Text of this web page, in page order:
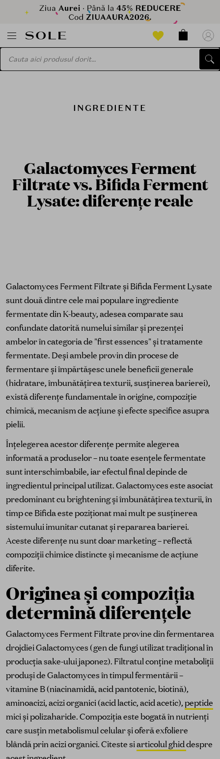
INGREDIENTE
Galactomyces Ferment
Filtrate vs. Bifida Ferment
Lysate: diferențe reale
Galactomyces Ferment Filtrate și Bifida Ferment Lysate
sunt două dintre cele mai populare ingrediente
fermentate din K-beauty, adesea comparate sau
confundate datorită numelui similar și prezenței
ambelor în categoria de "first essences" și tratamente
fermentate. Deși ambele provin din procese de
fermentare și împărtășesc unele beneficii generale
(hidratare, îmbunătățirea texturii, susținerea barierei),
există diferențe fundamentale în origine, compoziție
chimică, mecanism de acțiune și efecte specifice asupra
pielii.
Înțelegerea acestor diferențe permite alegerea
informată a produselor – nu toate esențele fermentate
sunt interschimbabile, iar efectul final depinde de
ingredientul principal utilizat. Galactomyces este asociat
predominant cu brightening și îmbunătățirea texturii, în
timp ce Bifida este poziționat mai mult pe susținerea
sistemului imunitar cutanat și repararea barierei.
Aceste diferențe nu sunt doar marketing – reflectă
compoziții chimice distincte și mecanisme de acțiune
diferite.
Originea și compoziția
determină diferențele
Galactomyces Ferment Filtrate provine din fermentarea
drojdiei Galactomyces (gen de fungi utilizat tradițional în
producția sake-ului japonez). Filtratul conține metaboliții
produși de Galactomyces în timpul fermentării –
vitamine B (niacinamidă, acid pantotenic, biotină),
aminoacizi, acizi organici (acid lactic, acid acetic), peptide
mici și polizaharide. Compoziția este bogată în nutrienți
care susțin metabolismul celular și oferă exfoliere
blândă prin acizi organici. Citeste siarticolul ghiddespre